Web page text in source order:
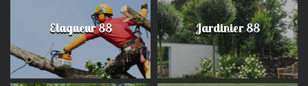
Elagueur 88 Jardinier 88